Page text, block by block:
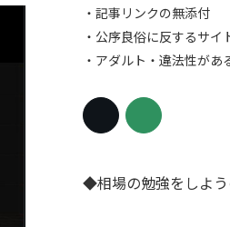
・記事リンクの無添付
・公序良俗に反するサイ
・アダルト・違法性があ
◆相場の勉強をしよ